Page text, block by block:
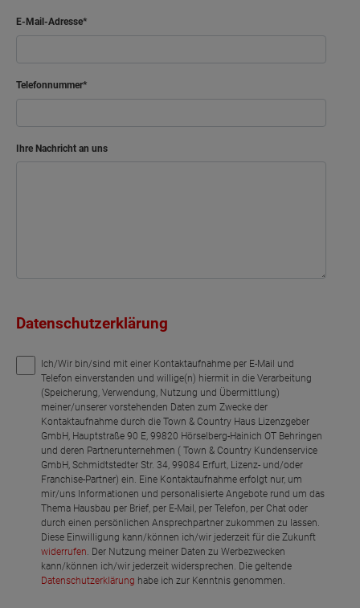
E-Mail-Adresse
Telefonnummer
Ihre Nachricht an uns
Datenschutzerklärung
Ich/Wir bin/sind mit einer Kontaktaufnahme per E-Mail und
Telefon einverstanden und willige(n) hiermit in die Verarbeitung
(Speicherung, Verwendung, Nutzung und Übermittlung)
meiner/unserer vorstehenden Daten zum Zwecke der
Kontaktaufnahme durch die Town & Country Haus Lizenzgeber
GmbH, Hauptstraße 90 E, 99820 Hörselberg-Hainich OT Behringen
und deren Partnerunternehmen ( Town & Country Kundenservice
GmbH, Schmidtstedter Str. 34, 99084 Erfurt, Lizenz- und/oder
Franchise-Partner) ein. Eine Kontaktaufnahme erfolgt nur, um
mir/uns Informationen und personalisierte Angebote rund um das
Thema Hausbau per Brief, per E-Mail, per Telefon, per Chat oder
durch einen persönlichen Ansprechpartner zukommen zu lassen.
Diese Einwilligung kann/können ich/wir jederzeit für die Zukunft
widerrufen . Der Nutzung meiner Daten zu Werbezwecken
kann/können ich/wir jederzeit widersprechen. Die geltende
Datenschutzerklärung habe ich zur Kenntnis genommen.